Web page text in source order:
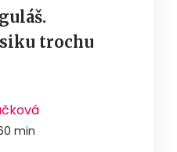
trochu
min